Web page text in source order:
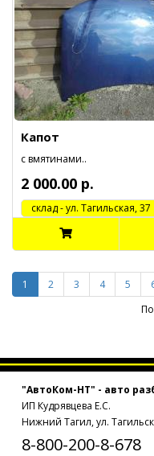
Капот
с вмятинами..
2 000.00 р.
cклад - ул. Тагильская, 37
1 2 3 4 5
"АвтоКом-НТ" - авто
ИП Кудрявцева Е.С.
Нижний Тагил, ул.
8-800-200-8-678